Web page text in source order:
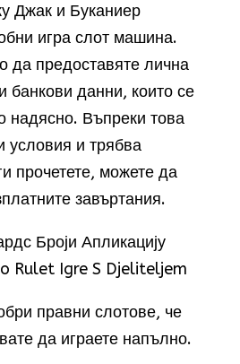
Джак и Буканиер
игра слот машина.
да предоставяте лична
данни, които се
надясно. Въпреки това
условия и трябва
прочетете, можете да
завъртания.
Броји Апликацију
Rulet Igre S Djeliteljem
правни слотове, че
да играете напълно.